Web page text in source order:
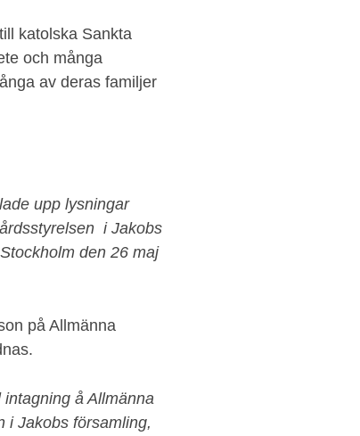
katolska Sankta
och många
av deras familjer
upp lysningar
i Jakobs
den 26 maj
på Allmänna
å Allmänna
i Jakobs församling,